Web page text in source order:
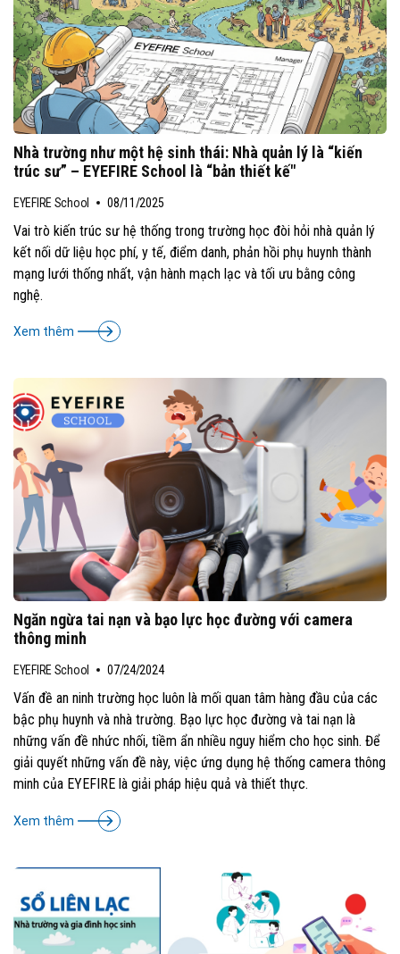
Nhà trường như một hệ sinh thái: Nhà quản lý là “kiến
trúc sư” – EYEFIRE School là “bản thiết kế"
EYEFIRE School 08/11/2025
Vai trò kiến trúc sư hệ thống trong trường học đòi hỏi nhà quản lý
kết nối dữ liệu học phí, y tế, điểm danh, phản hồi phụ huynh thành
mạng lưới thống nhất, vận hành mạch lạc và tối ưu bằng công
nghệ.
Xem thêm
Ngăn ngừa tai nạn và bạo lực học đường với camera
thông minh
EYEFIRE School 07/24/2024
Vấn đề an ninh trường học luôn là mối quan tâm hàng đầu của các
bậc phụ huynh và nhà trường. Bạo lực học đường và tai nạn là
những vấn đề nhức nhối, tiềm ẩn nhiều nguy hiểm cho học sinh. Để
giải quyết những vấn đề này, việc ứng dụng hệ thống camera thông
minh của EYEFIRE là giải pháp hiệu quả và thiết thực.
Xem thêm